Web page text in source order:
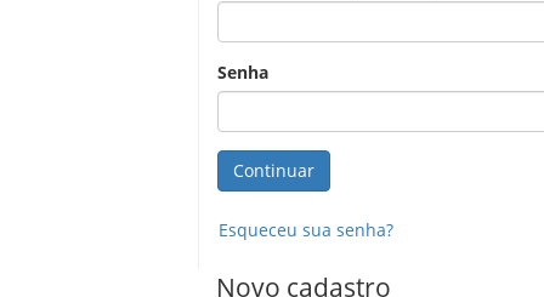
Senha
Esqueceu sua senha?
Novo cadastro